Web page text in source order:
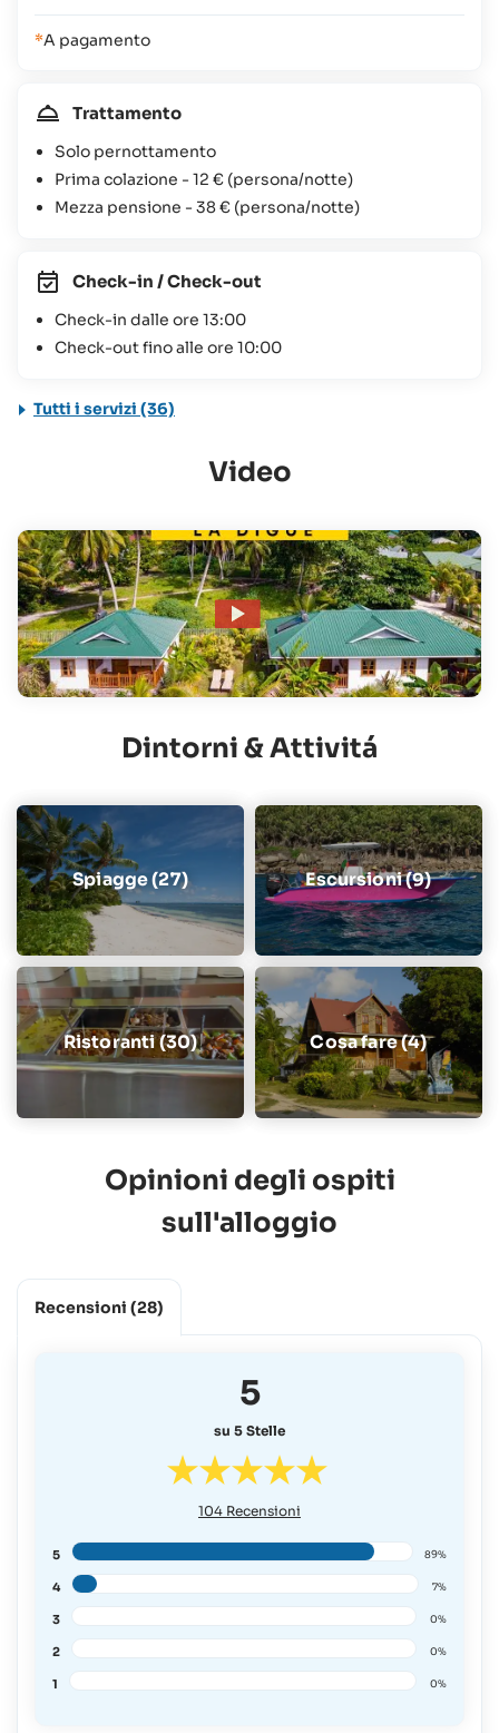
*A pagamento
Trattamento
Solo pernottamento
Prima colazione - 12 € (persona/notte)
Mezza pensione - 38 € (persona/notte)
Check-in / Check-out
Check-in dalle ore 13:00
Check-out fino alle ore 10:00
Tutti i servizi (36)
Video
Dintorni & Attivitá
Spiagge (27) Escursioni (9)
Ristoranti (30) Cosa fare (4)
Opinioni degli ospiti
sull'alloggio
Recensioni (28)
5
su 5 Stelle
104 Recensioni
5 89%
4 7%
3 0%
2 0%
1 0%